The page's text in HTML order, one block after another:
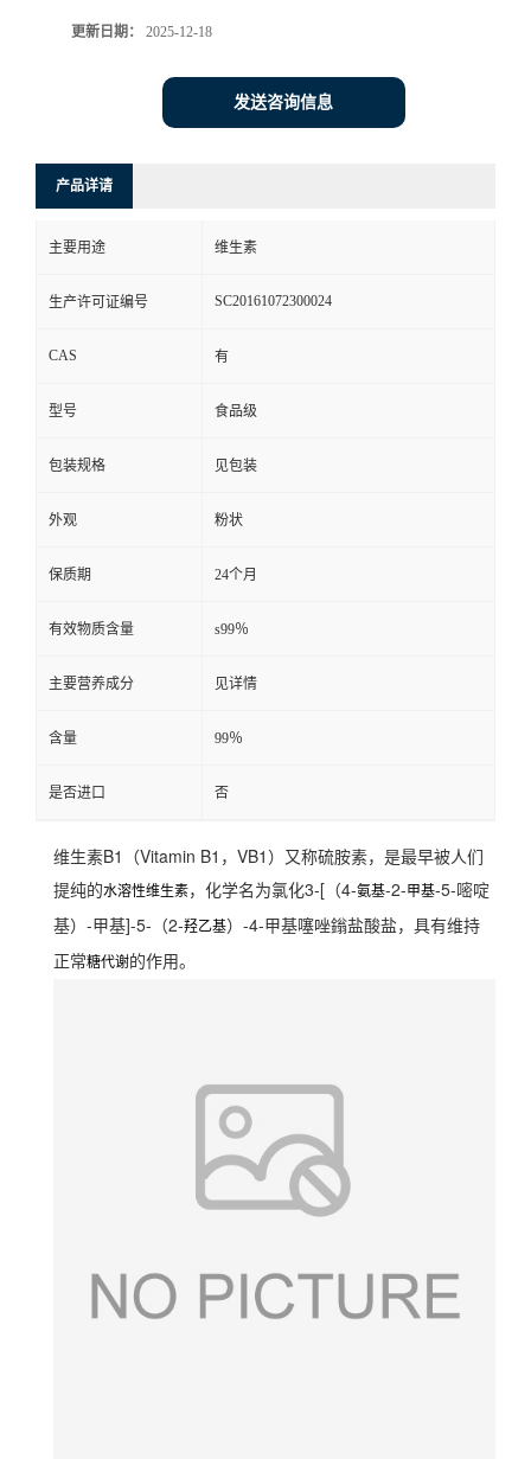
更新日期： 2025-12-18
发送咨询信息
产品详请
主要用途 维生素
生产许可证编号 SC20161072300024
CAS 有
型号 食品级
包装规格 见包装
外观 粉状
保质期 24个月
有效物质含量 s99％
主要营养成分 见详情
含量 99％
是否进口 否
维生素B1（Vitamin B1，VB1）又称硫胺素，是最早被人们
提纯的水溶性维生素，化学名为氯化3-[（4-氨基-2-甲基-5-嘧啶
基）-甲基]-5-（2-羟乙基）-4-甲基噻唑鎓盐酸盐，具有维持
正常糖代谢的作用。